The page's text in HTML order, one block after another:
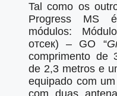
Tal como os
Progress MS
módulos:
отсек) – GO “
comprimento de
de 2,3 metros e
equipado com